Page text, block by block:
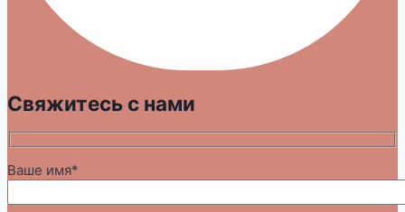
Свяжитесь с нами
Ваше имя*